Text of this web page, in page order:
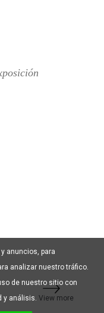
anuncios, para
analizar nuestro tráfico.
de nuestro sitio con
y análisis. View more